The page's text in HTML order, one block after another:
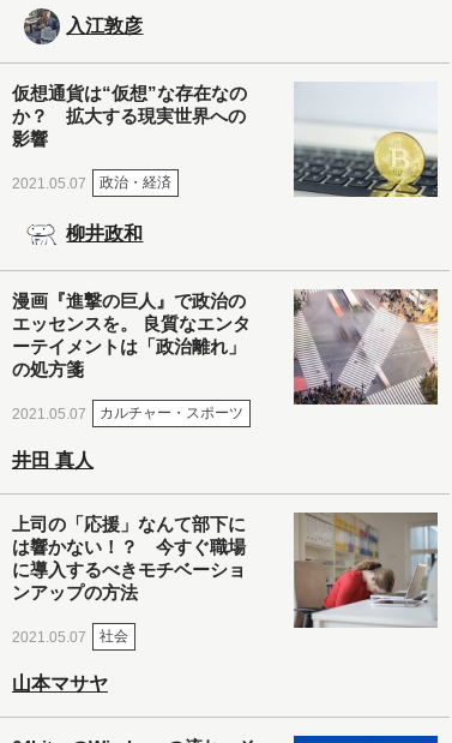
入江敦彦
仮想通貨は“仮想”な存在なの
か？ 拡大する現実世界への
影響
2021.05.07 政治・経済
柳井政和
漫画『進撃の巨人』で政治の
エッセンスを。 良質なエンタ
ーテイメントは「政治離れ」
の処方箋
2021.05.07 カルチャー・スポーツ
井田 真人
上司の「応援」なんて部下に
は響かない！？ 今すぐ職場
に導入するべきモチベーショ
ンアップの方法
2021.05.07 社会
山本マサヤ